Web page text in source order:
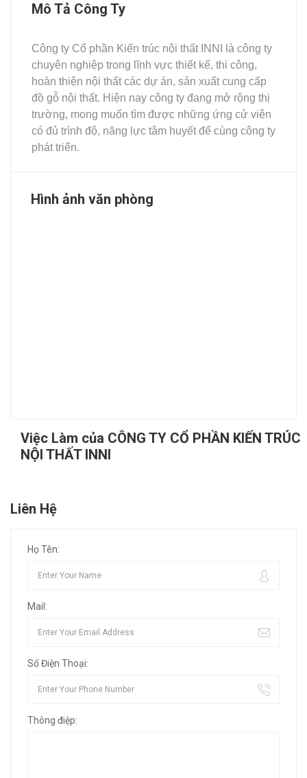
Mô Tả Công Ty
Công ty Cổ phần Kiến trúc nội thất INNI là công ty
chuyên nghiệp trong lĩnh vực thiết kế, thi công,
hoàn thiện nội thất các dự án, sản xuất cung cấp
đồ gỗ nội thất. Hiện nay công ty đang mở rộng thị
trường, mong muốn tìm được những ứng cử viên
có đủ trình độ, năng lực tâm huyết để cùng công ty
phát triển.
Hình ảnh văn phòng
Việc Làm của CÔNG TY CỔ PHẦN KIẾN TRÚC
NỘI THẤT INNI
Liên Hệ
Họ Tên:
Mail:
Số Điện Thoại:
Thông điệp: